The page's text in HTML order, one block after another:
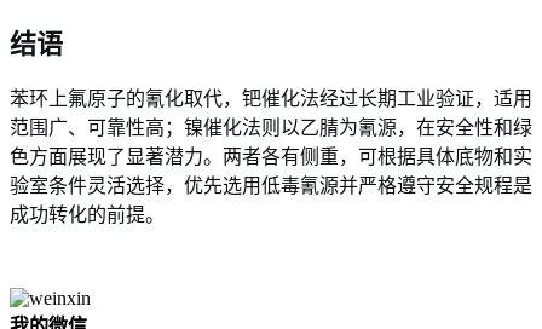
结语
苯环上氟原子的氰化取代，钯催化法经过长期工业验证，适用
范围广、可靠性高；镍催化法则以乙腈为氰源，在安全性和绿
色方面展现了显著潜力。两者各有侧重，可根据具体底物和实
验室条件灵活选择，优先选用低毒氰源并严格遵守安全规程是
成功转化的前提。